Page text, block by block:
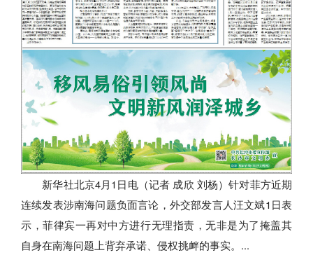
新华社北京4月1日电（记者 成欣 刘杨）针对菲方近期
连续发表涉南海问题负面言论，外交部发言人汪文斌1日表
示，菲律宾一再对中方进行无理指责，无非是为了掩盖其
自身在南海问题上背弃承诺、侵权挑衅的事实。...